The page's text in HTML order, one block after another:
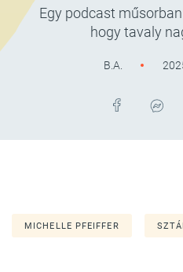
Egy podcast
hogy tavaly
B.A.
MICHELLE PFEIFFER